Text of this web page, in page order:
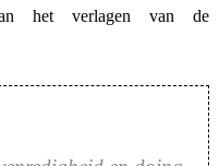
het verlagen van de